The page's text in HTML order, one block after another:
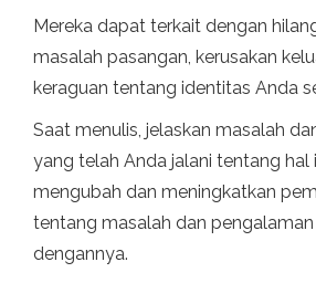
Mereka dapat terkait dengan
masalah pasangan, kerusakan
keraguan tentang identitas Anda
Saat menulis, jelaskan masalah
yang telah Anda jalani tentang hal
mengubah dan meningkatkan
tentang masalah dan
dengannya.